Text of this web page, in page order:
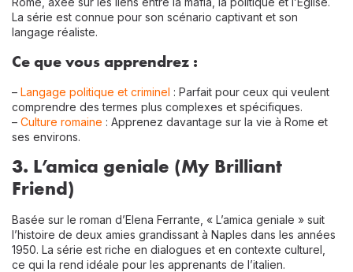
La série est connue pour son scénario captivant et son
langage réaliste.
Ce que vous apprendrez :
– Langage politique et criminel : Parfait pour ceux qui veulent
comprendre des termes plus complexes et spécifiques.
– Culture romaine : Apprenez davantage sur la vie à Rome et
ses environs.
3. L’amica geniale (My Brilliant
Friend)
Basée sur le roman d’Elena Ferrante, « L’amica geniale » suit
l’histoire de deux amies grandissant à Naples dans les années
1950. La série est riche en dialogues et en contexte culturel,
ce qui la rend idéale pour les apprenants de l’italien.